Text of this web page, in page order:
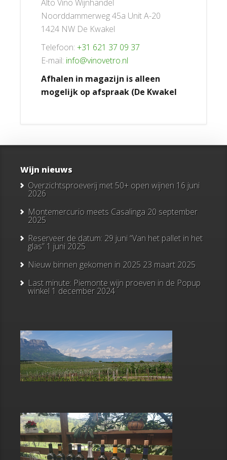
Alto Vino Wijnhandel
Noorddammerweg 45a Unit A-20
1424 NW De Kwakel
Telefoon: +31 621 37 09 37
E-mail: info@vinovetro.nl
Afhalen in magazijn is alleen
mogelijk op afspraak (De Kwakel
Wijn nieuws
Overzichtsproeverij met 50+ open wijnen 16 juni
2026
Montemercurio meets Casalinga 20 september
2025
Reserveer de datum: 29 juni “Van het pallet in het
glas” 1 juni 2025
Nieuw binnen gekomen in 2025 23 maart 2025
Last minute: Piemonte wijn proeven in de Popup
winkel 1 december 2024